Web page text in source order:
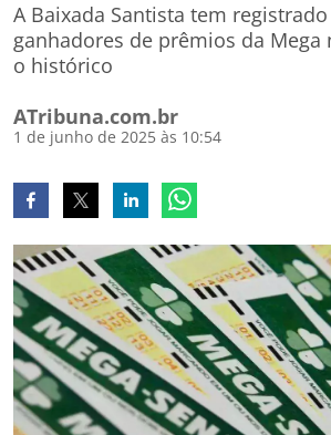
A Baixada Santista tem
ganhadores de prêmios da Mega
o histórico
ATribuna.com.br
1 de junho de 2025 às 10:54